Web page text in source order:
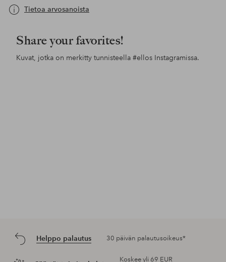
Tietoa arvosanoista
Share your favorites!
Kuvat, jotka on merkitty tunnisteella #ellos Instagramissa.
Helppo palautus 30 päivän palautusoikeus*
Koskee yli 69 EUR